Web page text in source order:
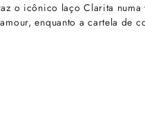
o icônico laço Clarita
enquanto a cartela de